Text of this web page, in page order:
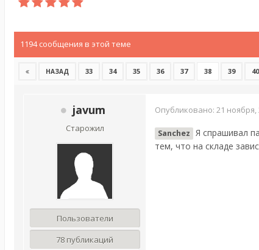
1194 сообщения в этой теме
НАЗАД 33 34 35 36 37 38 39 40
javum
Старожил
Пользователи
78 публикаций
Опубликовано: 21 ноября,
Sanchez Я спрашивал
тем, что на складе